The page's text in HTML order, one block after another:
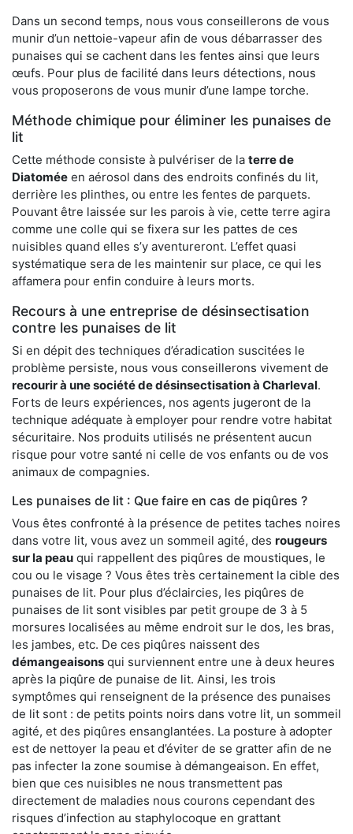
Dans un second temps, nous vous conseillerons de vous
munir d’un nettoie-vapeur afin de vous débarrasser des
punaises qui se cachent dans les fentes ainsi que leurs
œufs. Pour plus de facilité dans leurs détections, nous
vous proposerons de vous munir d’une lampe torche.
Méthode chimique pour éliminer les punaises de
lit
Cette méthode consiste à pulvériser de la terre de
Diatomée en aérosol dans des endroits confinés du lit,
derrière les plinthes, ou entre les fentes de parquets.
Pouvant être laissée sur les parois à vie, cette terre agira
comme une colle qui se fixera sur les pattes de ces
nuisibles quand elles s’y aventureront. L’effet quasi
systématique sera de les maintenir sur place, ce qui les
affamera pour enfin conduire à leurs morts.
Recours à une entreprise de désinsectisation
contre les punaises de lit
Si en dépit des techniques d’éradication suscitées le
problème persiste, nous vous conseillerons vivement de
recourir à une société de désinsectisation à Charleval.
Forts de leurs expériences, nos agents jugeront de la
technique adéquate à employer pour rendre votre habitat
sécuritaire. Nos produits utilisés ne présentent aucun
risque pour votre santé ni celle de vos enfants ou de vos
animaux de compagnies.
Les punaises de lit : Que faire en cas de piqûres ?
Vous êtes confronté à la présence de petites taches noires
dans votre lit, vous avez un sommeil agité, des rougeurs
sur la peau qui rappellent des piqûres de moustiques, le
cou ou le visage ? Vous êtes très certainement la cible des
punaises de lit. Pour plus d’éclaircies, les piqûres de
punaises de lit sont visibles par petit groupe de 3 à 5
morsures localisées au même endroit sur le dos, les bras,
les jambes, etc. De ces piqûres naissent des
démangeaisons qui surviennent entre une à deux heures
après la piqûre de punaise de lit. Ainsi, les trois
symptômes qui renseignent de la présence des punaises
de lit sont : de petits points noirs dans votre lit, un sommeil
agité, et des piqûres ensanglantées. La posture à adopter
est de nettoyer la peau et d’éviter de se gratter afin de ne
pas infecter la zone soumise à démangeaison. En effet,
bien que ces nuisibles ne nous transmettent pas
directement de maladies nous courons cependant des
risques d’infection au staphylocoque en grattant